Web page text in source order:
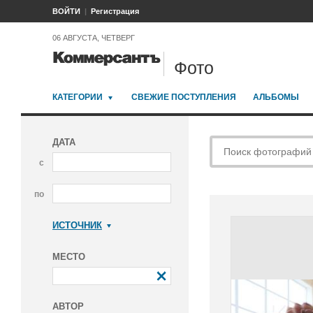
ВОЙТИ Регистрация
06 АВГУСТА, ЧЕТВЕРГ
Фото
КАТЕГОРИИ СВЕЖИЕ ПОСТУПЛЕНИЯ АЛЬБОМЫ
ДАТА
с
по
ИСТОЧНИК
МЕСТО
АВТОР